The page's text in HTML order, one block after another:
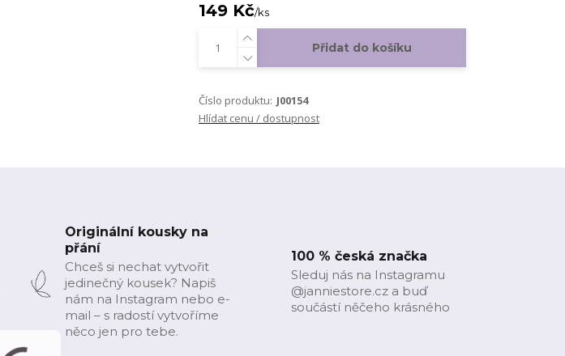
149 Kč/ks
Přidat do košíku
Číslo produktu: J00154
Hlídat cenu / dostupnost
Originální kousky na
přání
Chceš si nechat vytvořit
jedinečný kousek? Napiš
nám na Instagram nebo e-
mail – s radostí vytvoříme
něco jen pro tebe.
100 % česká značka
Sleduj nás na Instagramu
@janniestore.cz a buď
součástí něčeho krásného